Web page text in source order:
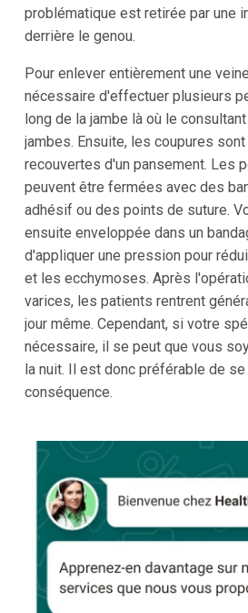
problématique est retirée par une
derrière le genou.
Pour enlever entièrement une
nécessaire d'effectuer plusieurs
long de la jambe là où le
jambes. Ensuite, les coupures
recouvertes d'un pansement. Les
peuvent être fermées avec des
adhésif ou des points de suture.
ensuite enveloppée dans un
d'appliquer une pression pour
et les ecchymoses. Après
varices, les patients rentrent
jour même. Cependant, si votre
nécessaire, il se peut que vous
la nuit. Il est donc préférable de se
conséquence.